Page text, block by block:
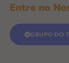
Entre no
GRUPO DO